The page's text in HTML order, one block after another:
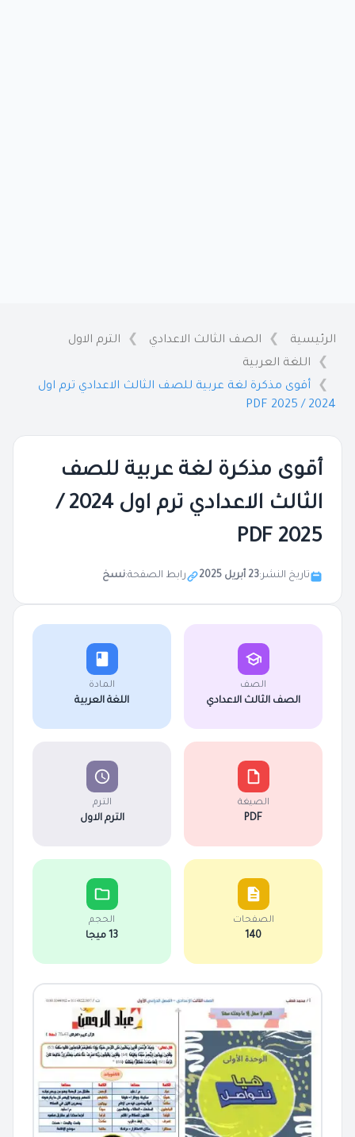
الرئيسية الصف الثالث الاعدادي
الترم الاول
اللغة العربية
أقوى مذكرة لغة عربية للصف الثالث الاعدادي ترم اول
2024 / 2025 PDF
أقوى مذكرة لغة عربية للصف
الثالث الاعدادي ترم اول 2024 /
2025 PDF
تاريخ النشر:23 أبريل 2025 رابط الصفحة:نسخ
الصف
الصف الثالث الاعدادي
المادة
اللغة العربية
الصيغة
PDF
الترم
الترم الاول
الصفحات
140
الحجم
13 ميجا